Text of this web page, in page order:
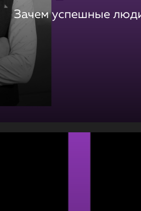
Зачем успешные